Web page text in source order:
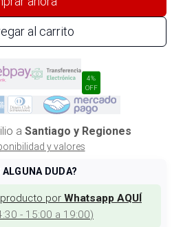
al carrito
4%
OFF
a Santiago y Regiones
y valores
DUDA?
por Whatsapp AQUÍ
- 15:00 a 19:00)